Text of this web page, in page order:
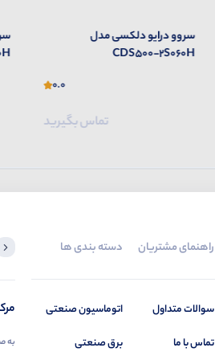
سروو درایو دلکسی مدل
CDS500-2S030H
0.0
تماس بگیرید
راهنمای مشتریان
سوالات متداول
تماس با ما
دسته بندی ها
اتوماسیون صنعتی
برق صنعتی
به